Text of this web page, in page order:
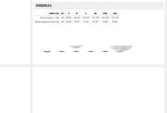
Overall Overall Vannes
48,49 €
+2